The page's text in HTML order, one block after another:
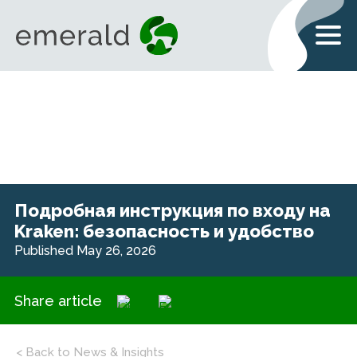
Подробная инструкция по входу на
Kraken: безопасность и удобство
Published May 26, 2026
Share article
< Back to News & Insights